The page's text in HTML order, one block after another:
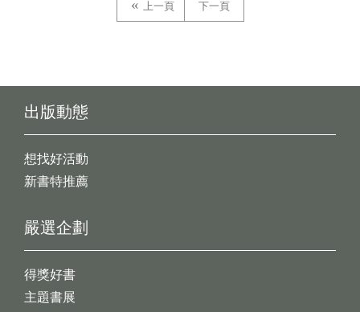
上一頁 下一頁
出版動態
想找好活動
新書特推薦
嚴選企劃
得獎好書
主題書展